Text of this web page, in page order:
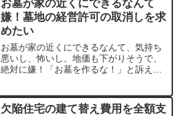
お墓が家の近くにできるなんて
嫌！墓地の経営許可の取消しを求
めたい
お墓が家の近くにできるなんて、気持ち
悪いし、怖いし、地価も下がりそうで、
絶対に嫌！「お墓を作るな！」と訴えた
欠陥住宅の建て替え費用を全額支